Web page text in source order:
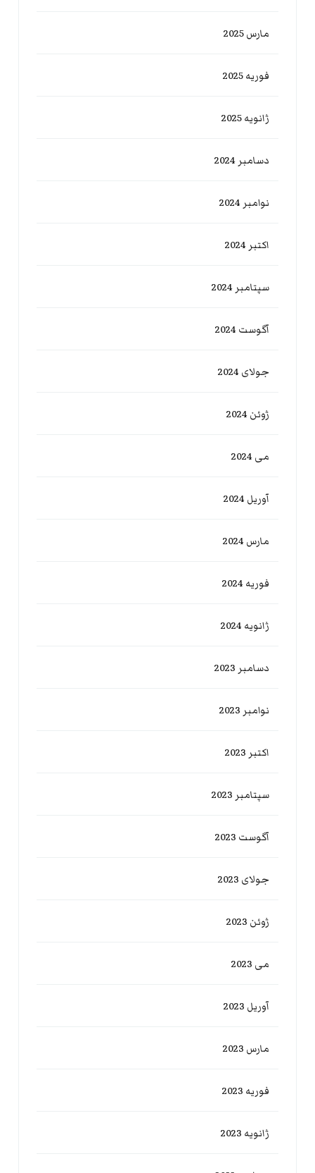
مارس 2025
فوریه 2025
ژانویه 2025
دسامبر 2024
نوامبر 2024
اکتبر 2024
سپتامبر 2024
آگوست 2024
جولای 2024
ژوئن 2024
می 2024
آوریل 2024
مارس 2024
فوریه 2024
ژانویه 2024
دسامبر 2023
نوامبر 2023
اکتبر 2023
سپتامبر 2023
آگوست 2023
جولای 2023
ژوئن 2023
می 2023
آوریل 2023
مارس 2023
فوریه 2023
ژانویه 2023